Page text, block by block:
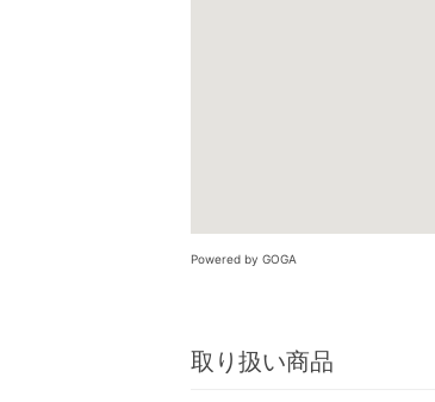
Powered by GOGA
取り扱い商品